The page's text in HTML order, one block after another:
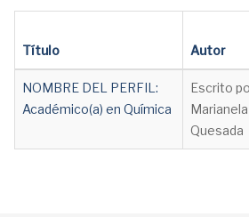
Título Autor
NOMBRE DEL PERFIL:
Académico(a) en Química
Escrito
Quesada